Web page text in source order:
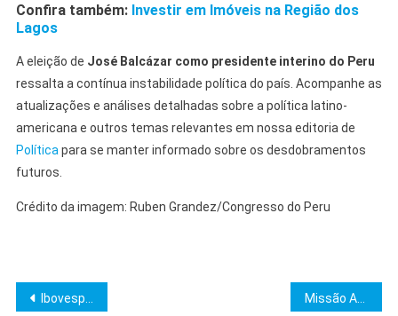
Confira também: Investir em Imóveis na Região dos
Lagos
A eleição de José Balcázar como presidente interino do Peru
ressalta a contínua instabilidade política do país. Acompanhe as
atualizações e análises detalhadas sobre a política latino-
americana e outros temas relevantes em nossa editoria de
Política para se manter informado sobre os desdobramentos
futuros.
Crédito da imagem: Ruben Grandez/Congresso do Peru
Navegação
Ibovespa Oscila na Volta do Feriado: Análises e Destaques